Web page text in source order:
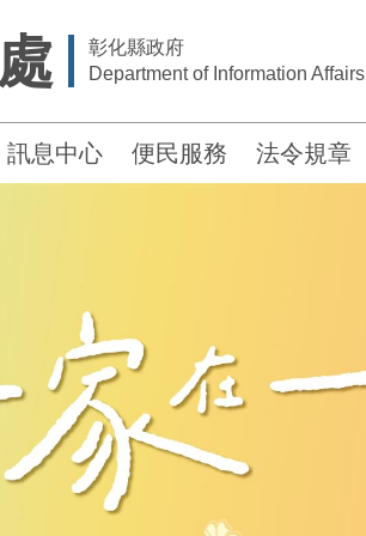
處
彰化縣政府
Department of Information Affairs
訊息中心 便民服務 法令規章